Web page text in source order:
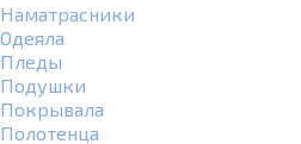
Наматрасники
Одеяла
Пледы
Подушки
Покрывала
Полотенца